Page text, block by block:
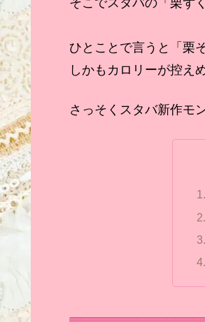
そこでスタバの「栗ず
ひとことで言うと「栗
しかもカロリーが控え
さっそくスタバ新作モ